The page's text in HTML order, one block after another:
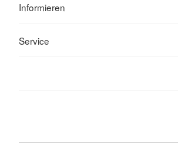
Informieren
Service